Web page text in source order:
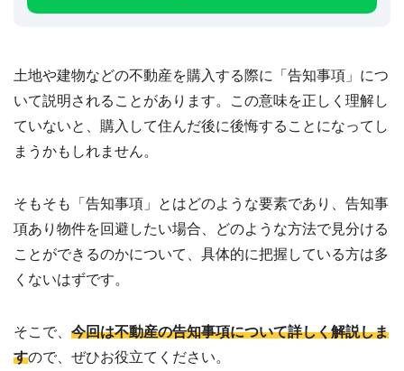
物
件
取
実
国
都
道
府
県
の
買
例
土地や建物などの不動産を購入する際に「告知事項」につ
いて説明されることがあります。この意味を正しく理解し
ていないと、購入して住んだ後に後悔することになってし
まうかもしれません。
そもそも「告知事項」とはどのような要素であり、告知事
項あり物件を回避したい場合、どのような方法で見分ける
ことができるのかについて、具体的に把握している方は多
くないはずです。
そこで、 今回は不動産の告知事項について詳しく解説しま
すので、ぜひお役立てください。